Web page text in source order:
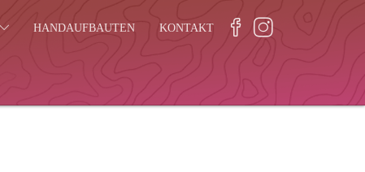
HANDAUFBAUTEN KONTAKT